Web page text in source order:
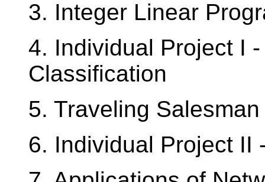
3. Integer Linear
4. Individual Project I
Classification
5. Traveling
6. Individual Project II